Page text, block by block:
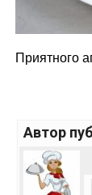
Приятного
Автор